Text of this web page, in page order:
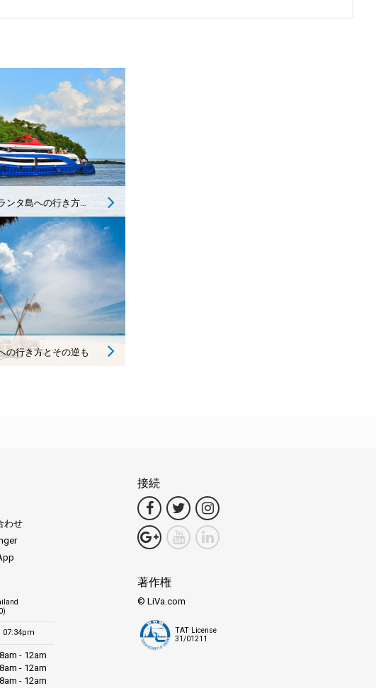
プーケット空港からランタ島への行き方と逆の行き方
の行き方とその逆も
わせ
07:34pm
- 12am
- 12am
- 12am
接続
著作権
© LiVa.com
TAT License
31/01211